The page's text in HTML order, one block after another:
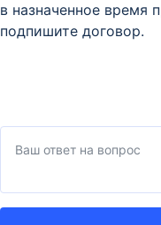
в назначенное время
подпишите договор.